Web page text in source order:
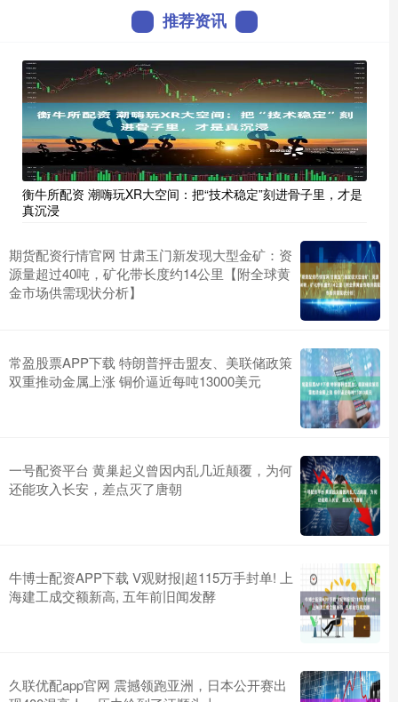
推荐资讯
衡牛所配资 潮嗨玩XR大空间：把“技术稳定”刻进骨子里，才是
真沉浸
期货配资行情官网 甘肃玉门新发现大型金矿：资
源量超过40吨，矿化带长度约14公里【附全球黄
金市场供需现状分析】
常盈股票APP下载 特朗普抨击盟友、美联储政策
双重推动金属上涨 铜价逼近每吨13000美元
一号配资平台 黄巢起义曾因内乱几近颠覆，为何
还能攻入长安，差点灭了唐朝
牛博士配资APP下载 V观财报|超115万手封单! 上
海建工成交额新高, 五年前旧闻发酵
久联优配app官网 震撼领跑亚洲，日本公开赛出